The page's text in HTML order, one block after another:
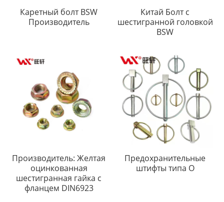
Каретный болт BSW
Производитель
Китай Болт с
шестигранной головкой
BSW
Производитель: Желтая
оцинкованная
шестигранная гайка с
фланцем DIN6923
Предохранительные
штифты типа O